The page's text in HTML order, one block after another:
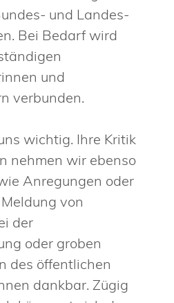
und Landes-
Bei Bedarf wird
und
verbunden.
wichtig. Ihre Kritik
nehmen wir ebenso
Anregungen oder
von
der
oder groben
des öffentlichen
dankbar. Zügig